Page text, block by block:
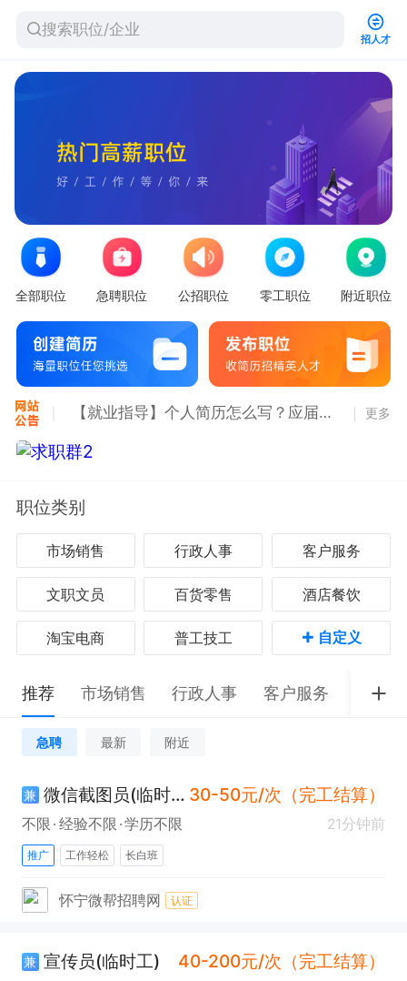
招人才
全部职位 急聘职位 公招职位 零工职位 附近职位
更多
职位类别
市场销售 行政人事 客户服务
文职文员 百货零售 酒店餐饮
淘宝电商 普工技工 + 自定义
推荐 市场销售 行政人事 客户服务 文职
急聘 最新 附近
兼 微信截图员(临时工) 30-50元/次（完工结算）
不限 经验不限 学历不限 21分钟前
推广 工作轻松 长白班
怀宁微帮招聘网 认证
兼 宣传员(临时工) 40-200元/次（完工结算）